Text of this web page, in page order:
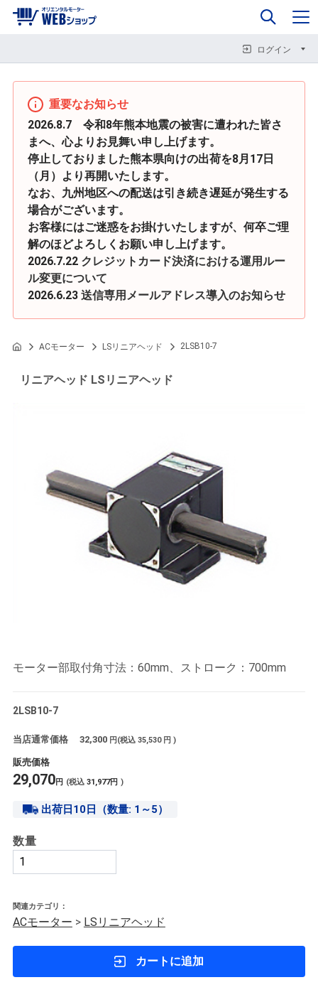
企業情報
ログイン
カート 0
重要なお知らせ
2026.8.7 令和8年熊本地震の被害に遭われた皆さ
まへ、心よりお見舞い申し上げます。
停止しておりました熊本県向けの出荷を8月17日
（月）より再開いたします。
なお、九州地区への配送は引き続き遅延が発生する
場合がございます。
お客様にはご迷惑をお掛けいたしますが、何卒ご理
解のほどよろしくお願い申し上げます。
2026.7.22 クレジットカード決済における運用ルー
ル変更について
2026.6.23 送信専用メールアドレス導入のお知らせ
ACモーター LSリニアヘッド 2LSB10-7
リニアヘッド LSリニアヘッド
モーター部取付角寸法：60mm、ストローク：700mm
2LSB10-7
当店通常価格 32,300 円(税込 35,530 円 )
販売価格
29,070円 (税込 31,977円 )
出荷日10日（数量: 1～5）
数量
関連カテゴリ：
ACモーター > LSリニアヘッド
カートに追加